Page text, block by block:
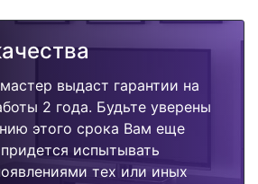
выдаст гарантии на
2 года. Будьте уверены
этого срока Вам еще
испытывать
тех или иных